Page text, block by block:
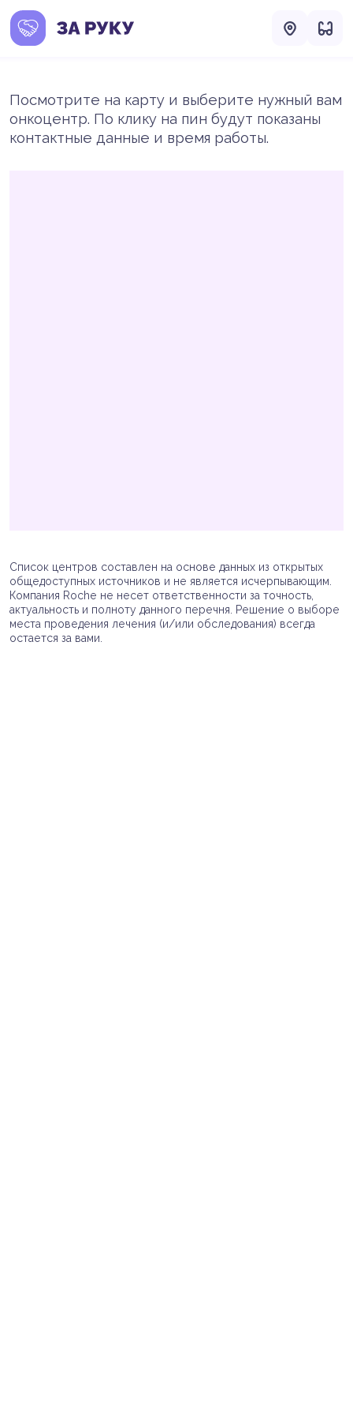
Посмотрите на карту и выберите нужный вам
онкоцентр. По клику на пин будут показаны
контактные данные и время работы.
Список центров составлен на основе данных из открытых
общедоступных источников и не является исчерпывающим.
Компания Roche не несет ответственности за точность,
актуальность и полноту данного перечня. Решение о выборе
места проведения лечения (и/или обследования) всегда
остается за вами.